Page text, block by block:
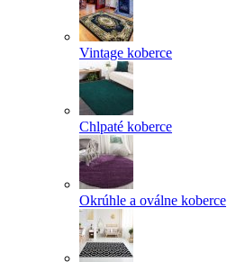
Vintage koberce
Chlpaté koberce
Okrúhle a oválne koberce